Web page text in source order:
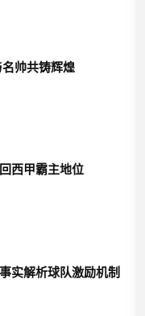
帅共铸辉煌
西甲霸主地位
实解析球队激励机制